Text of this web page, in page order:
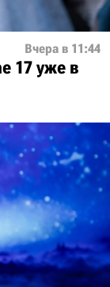
Вчера в 11:44
17 уже в